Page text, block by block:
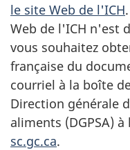
le site Web de l'ICH
Web de l'ICH n'est
vous souhaitez
française du
courriel à la boîte
Direction générale
aliments (DGPSA)
sc.gc.ca.